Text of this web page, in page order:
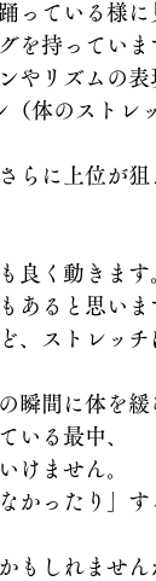
っている様に
を持っていま
やリズムの
体のストレ
らに上位が狙
良く動きます
あると思いま
、ストレッチ
瞬間に体を緩
いる最中、
けません。
かったり」す
もしれません